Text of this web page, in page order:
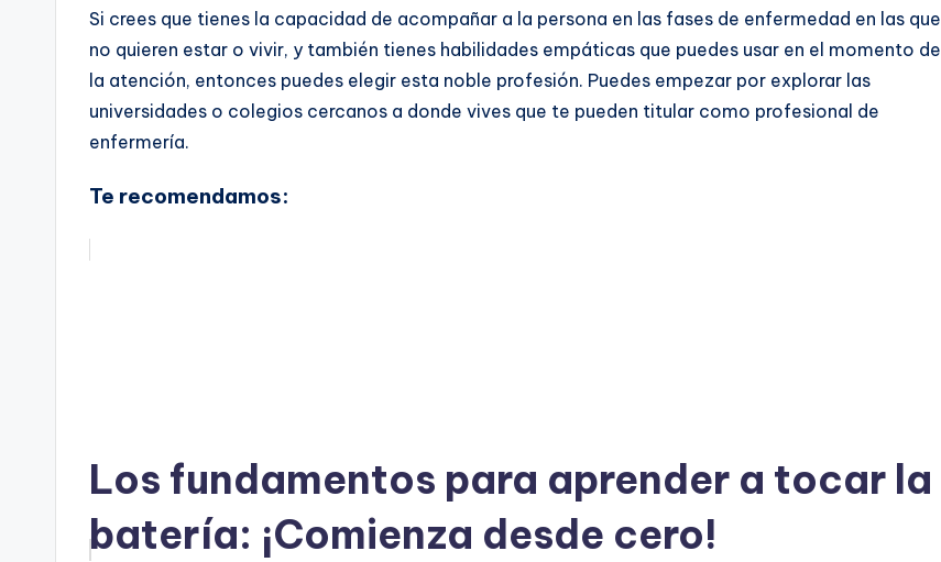
Si crees que tienes la capacidad de acompañar a la persona en las fases de enfermedad en las que
no quieren estar o vivir, y también tienes habilidades empáticas que puedes usar en el momento de
la atención, entonces puedes elegir esta noble profesión. Puedes empezar por explorar las
universidades o colegios cercanos a donde vives que te pueden titular como profesional de
enfermería.
Te recomendamos:
Los fundamentos para aprender a tocar la
batería: ¡Comienza desde cero!